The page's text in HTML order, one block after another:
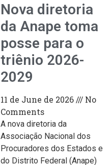
Nova diretoria
da Anape toma
posse para o
triênio 2026-
2029
11 de June de 2026
No
Comments
A nova diretoria da
Associação Nacional dos
Procuradores dos Estados e
do Distrito Federal (Anape)